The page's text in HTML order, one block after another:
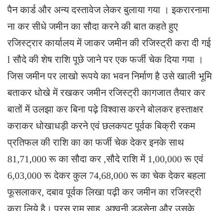
पैन कार्ड और अन्य दस्तावेज लेकर बुलाया गया । इकरारनामा
ना कर सीधे जमीन का सौदा करने की बात कहते हुए
रजिस्ट्रार कार्यालय में जाकर जमीन की रजिस्ट्री करा दी गई
l सौदे की शेष राशि पूछे जाने पर एक फर्जी चेक दिया गया ।
जिस जमीन पर लाखो रूपये का भवन निर्माण है उसे खाली भूमि
बताकर धोखे में रखकर जमीन रजिस्ट्री कागजात तैयार कर
बातों में उलझा कर बिना पढ़े विश्वास करने बोलकर हस्ताक्षर
कराकर धोखाधड़ी करने एवं छलकपट पूर्वक बिक्री रकम
प्रतिफल की राशि का का फर्जी चेक देकर इनके साथ
81,71,000 रू का सौदा कर ,सौदे राशि में 1,00,000 रू एवं
6,03,000 रू देकर कुल 74,68,000 रू का चेक देकर बहला
फूसलाकर, दबाव पूर्वक लिखा पढ़ी कर जमीन का रजिस्ट्री
करा लिये है। परस राम साहू, अश्वनी डडसेना और उसके